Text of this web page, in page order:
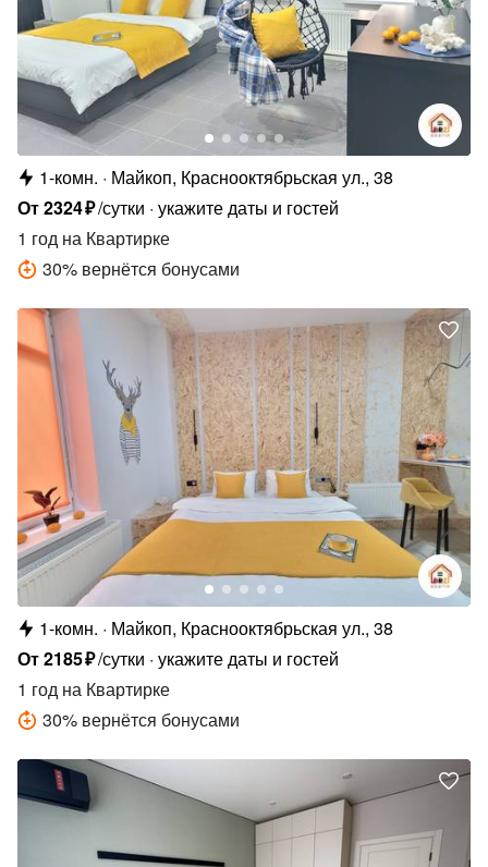
1-комн.
Майкоп, Краснооктябрьская ул., 38
От2324₽/сутки укажите даты и гостей
1 год на Квартирке
30% вернётся бонусами
1-комн.
Майкоп, Краснооктябрьская ул., 38
От2185₽/сутки укажите даты и гостей
1 год на Квартирке
30% вернётся бонусами